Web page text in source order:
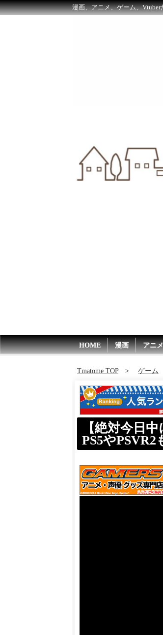
漫画、アニメ、ゲーム、Vtuber
HOME 漫画 アニメ
Tmatome TOP ゲーム
【絶対今日
PS5や